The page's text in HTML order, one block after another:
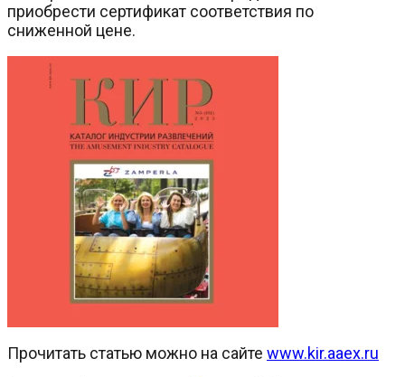
приобрести сертификат соответствия по
сниженной цене.
Прочитать статью можно на сайте www.kir.aaex.ru